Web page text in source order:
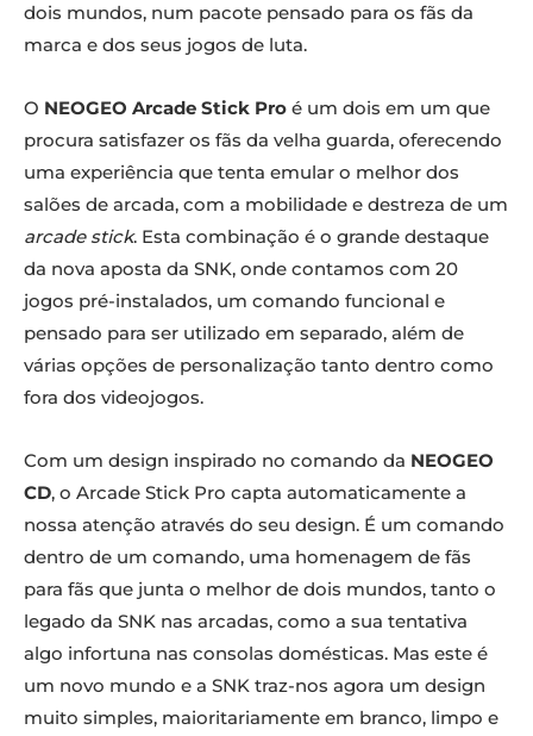
dois mundos, num pacote pensado para os fãs da
marca e dos seus jogos de luta.
O NEOGEO Arcade Stick Pro é um dois em um que
procura satisfazer os fãs da velha guarda, oferecendo
uma experiência que tenta emular o melhor dos
salões de arcada, com a mobilidade e destreza de um
arcade stick. Esta combinação é o grande destaque
da nova aposta da SNK, onde contamos com 20
jogos pré-instalados, um comando funcional e
pensado para ser utilizado em separado, além de
várias opções de personalização tanto dentro como
fora dos videojogos.
Com um design inspirado no comando da NEOGEO
CD, o Arcade Stick Pro capta automaticamente a
nossa atenção através do seu design. É um comando
dentro de um comando, uma homenagem de fãs
para fãs que junta o melhor de dois mundos, tanto o
legado da SNK nas arcadas, como a sua tentativa
algo infortuna nas consolas domésticas. Mas este é
um novo mundo e a SNK traz-nos agora um design
muito simples, maioritariamente em branco, limpo e